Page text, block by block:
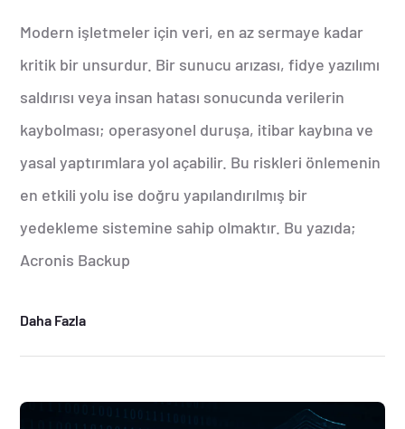
Modern işletmeler için veri, en az sermaye kadar
kritik bir unsurdur. Bir sunucu arızası, fidye yazılımı
saldırısı veya insan hatası sonucunda verilerin
kaybolması; operasyonel duruşa, itibar kaybına ve
yasal yaptırımlara yol açabilir. Bu riskleri önlemenin
en etkili yolu ise doğru yapılandırılmış bir
yedekleme sistemine sahip olmaktır. Bu yazıda;
Acronis Backup
Daha Fazla